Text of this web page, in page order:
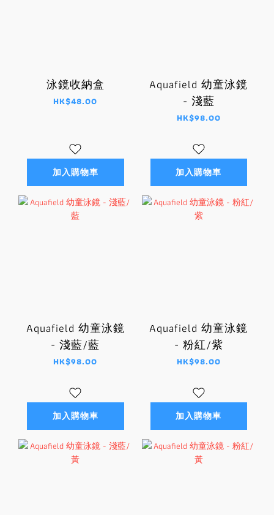
泳鏡收納盒
HK$48.00
加入購物車
Aquafield 幼童泳鏡
- 淺藍
HK$98.00
加入購物車
Aquafield 幼童泳鏡
- 淺藍/藍
HK$98.00
加入購物車
Aquafield 幼童泳鏡
- 粉紅/紫
HK$98.00
加入購物車